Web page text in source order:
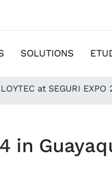
SOLUTIONS
at SEGURI
in